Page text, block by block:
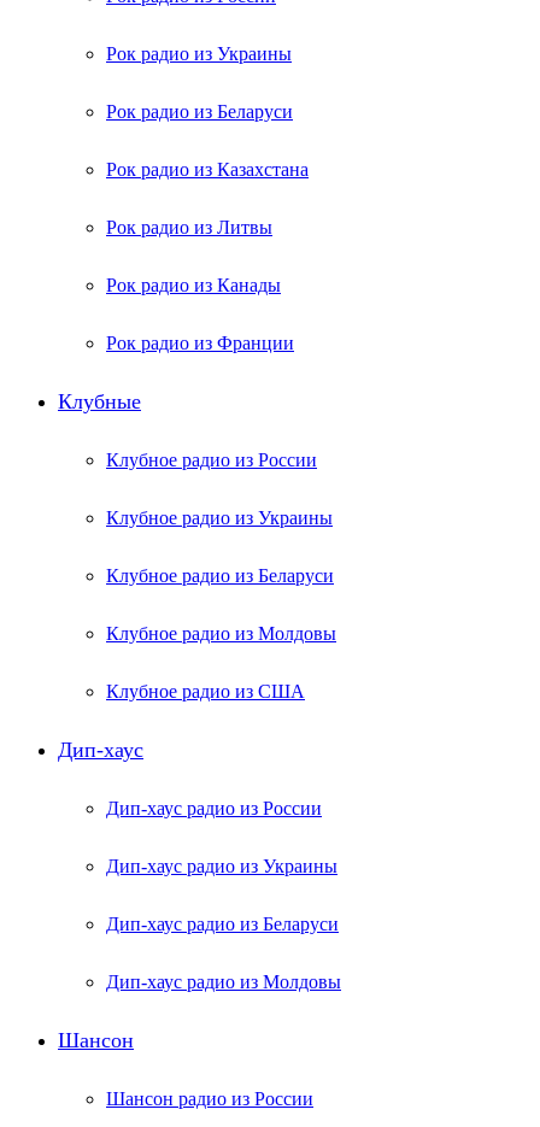
Рок радио из Украины
Рок радио из Беларуси
Рок радио из Казахстана
Рок радио из Литвы
Рок радио из Канады
Рок радио из Франции
Клубные
Клубное радио из России
Клубное радио из Украины
Клубное радио из Беларуси
Клубное радио из Молдовы
Клубное радио из США
Дип-хаус
Дип-хаус радио из России
Дип-хаус радио из Украины
Дип-хаус радио из Беларуси
Дип-хаус радио из Молдовы
Шансон
Шансон радио из России